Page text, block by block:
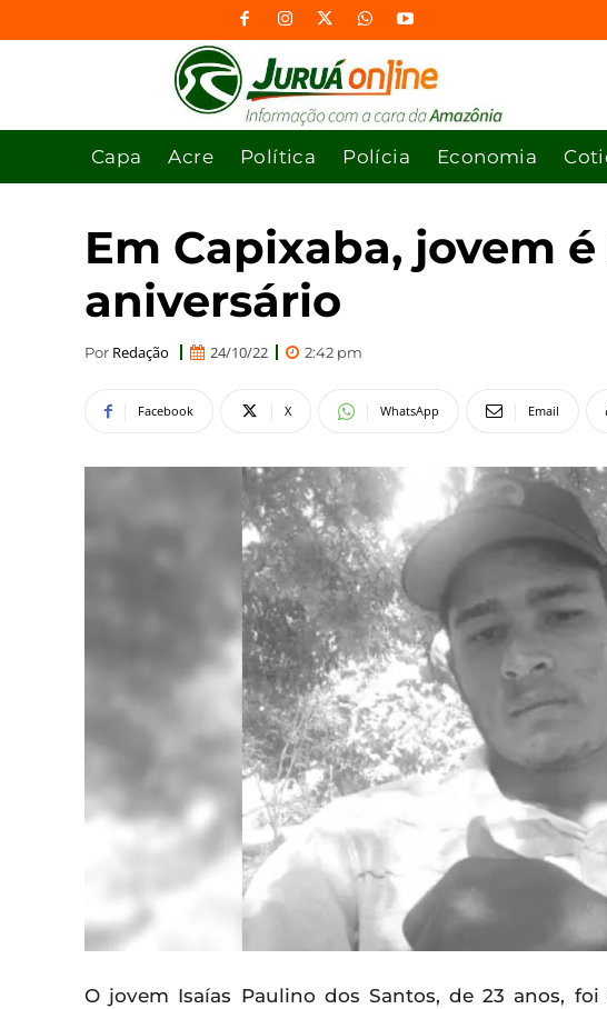
Capa Acre Política Polícia Economia
Em Capixaba, jovem
aniversário
Por Redação 24/10/22 2:42 pm
Facebook X WhatsApp Email
O jovem Isaías Paulino dos Santos, de 23 anos,